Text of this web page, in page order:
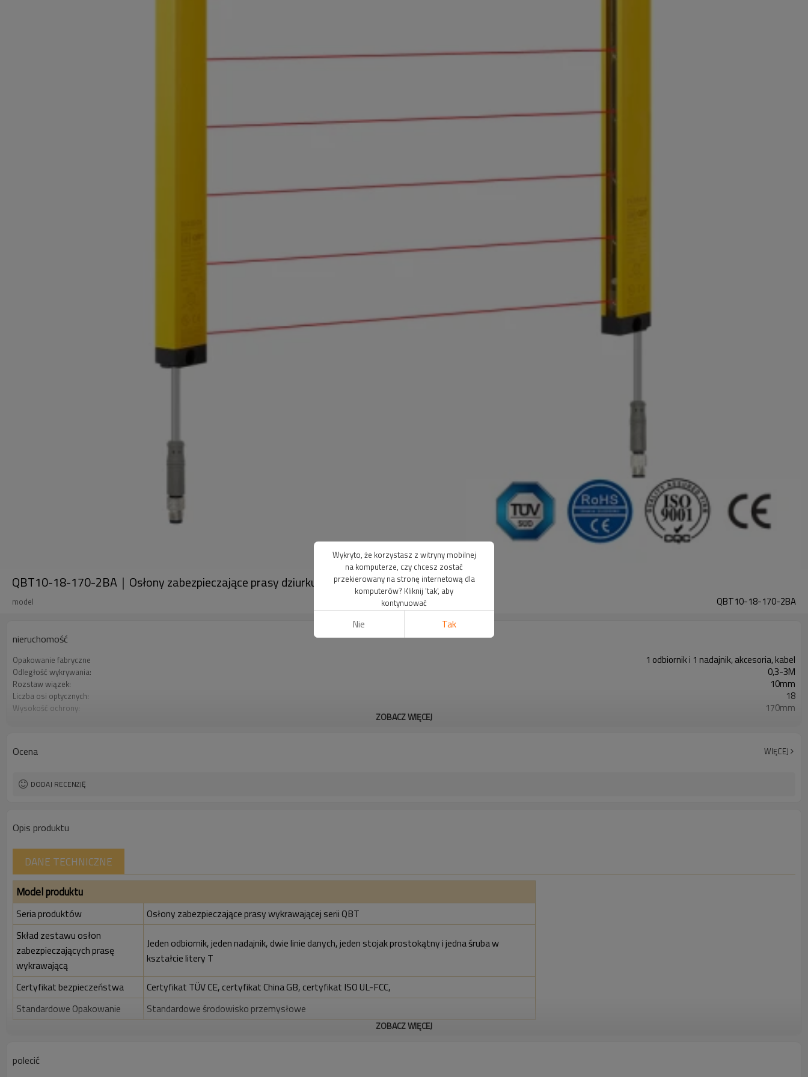
QBT10-18-170-2BA｜Osłony zabezpieczające prasy dziurkującej｜DADISICK
model QBT10-18-170-2BA
nieruchomość
Opakowanie fabryczne 1 odbiornik i 1 nadajnik, akcesoria, kabel
Odległość wykrywania: 0,3-3M
Rozstaw wiązek: 10mm
Liczba osi optycznych: 18
Wysokość ochrony: 170mm
ZOBACZ WIĘCEJ
Ocena WIĘCEJ
DODAJ RECENZJĘ
Opis produktu
DANE TECHNICZNE
Model produktu
Seria produktów
Osłony zabezpieczające prasy wykrawającej serii QBT
Skład zestawu osłon
zabezpieczających prasę
wykrawającą
Jeden odbiornik, jeden nadajnik, dwie linie danych, jeden stojak prostokątny i jedna śruba w
kształcie litery T
Certyfikat bezpieczeństwa
Certyfikat TÜV CE, certyfikat China GB, certyfikat ISO UL-FCC,
Standardowe Opakowanie
Standardowe środowisko przemysłowe
Szczelina wiązki
ZOBACZ WIĘCEJ
polecić
Wykryto, że korzystasz z witryny mobilnej
na komputerze, czy chcesz zostać
przekierowany na stronę internetową dla
komputerów? Kliknij 'tak', aby
kontynuować
Nie Tak